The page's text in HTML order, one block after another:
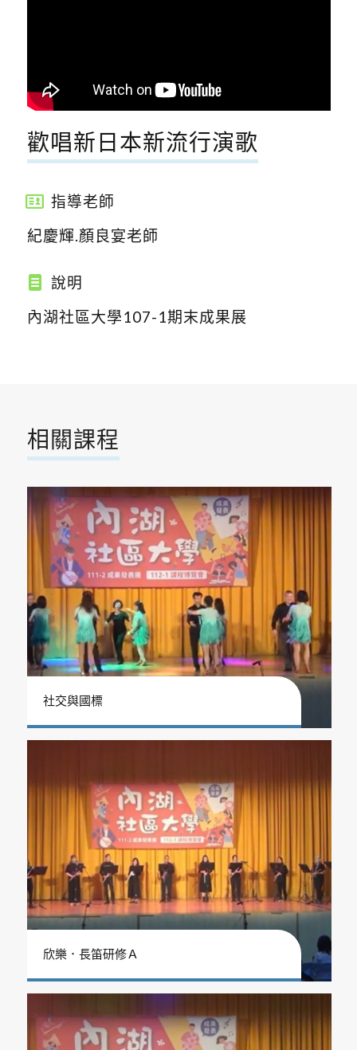
歡唱新日本新流行演歌
指導老師
紀慶輝.顏良宴老師
說明
內湖社區大學107-1期末成果展
相關課程
社交與國標
欣樂．長笛研修Ａ